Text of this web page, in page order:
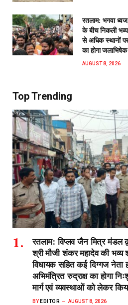
रतलाम: भगवा
के बीच निकली
से अधिक स्थानों
का होगा जलाभिषेक
AUGUST 8, 2026
Top Trending
रतलाम: विप्लव जैन मित्र मंडल
श्री मौजी शंकर महादेव की भव्य
विधायक सहित कई दिग्गज
अभिमंत्रित रुद्राक्ष का होगा
मार्ग एवं व्यवस्थाओं को लेकर
BY EDITOR AUGUST 8, 2026